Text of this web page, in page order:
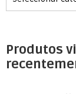
Produtos